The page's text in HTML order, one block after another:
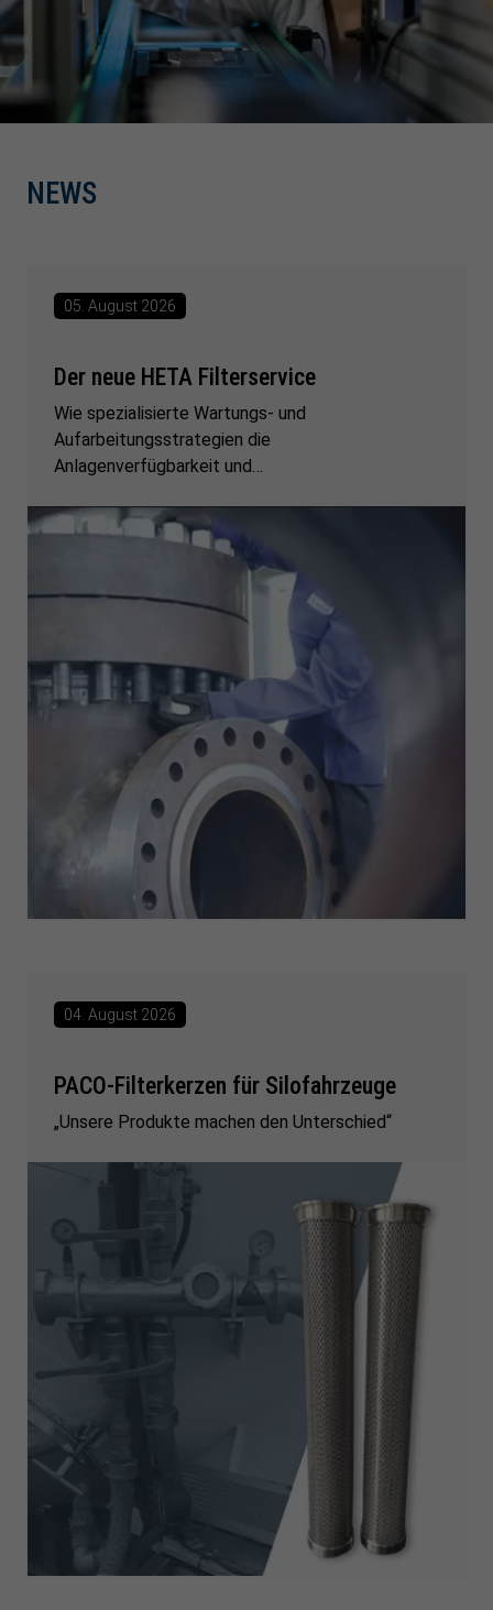
NEWS
05. August 2026
Der neue HETA Filterservice
Wie spezialisierte Wartungs- und
Aufarbeitungsstrategien die
Anlagenverfügbarkeit und…
04. August 2026
PACO-Filterkerzen für Silofahrzeuge
„Unsere Produkte machen den Unterschied“